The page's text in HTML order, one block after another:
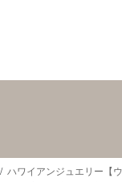
ハワイアンジュエリー【